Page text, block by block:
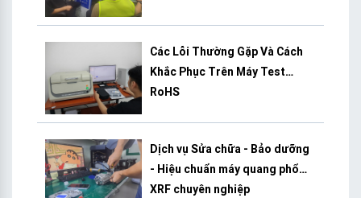
Các Lỗi Thường Gặp Và Cách
Khắc Phục Trên Máy Test
RoHS
Dịch vụ Sửa chữa - Bảo dưỡng
- Hiệu chuẩn máy quang phổ
XRF chuyên nghiệp